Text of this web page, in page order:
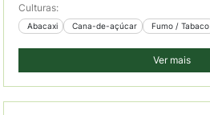
Culturas:
Abacaxi Cana-de-açúcar Fumo / Tabaco
Ver mais